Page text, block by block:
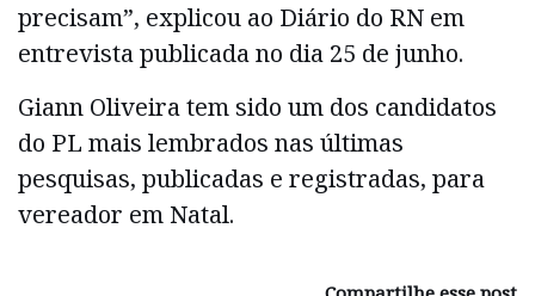
precisam”, explicou ao Diário do RN em
entrevista publicada no dia 25 de junho.
Giann Oliveira tem sido um dos candidatos
do PL mais lembrados nas últimas
pesquisas, publicadas e registradas, para
vereador em Natal.